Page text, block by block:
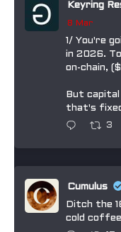
Keyring
8 Mar
1/ You're
in 2026.
on-chain,
But
that's
3
Cumulus
Ditch the
cold coffee